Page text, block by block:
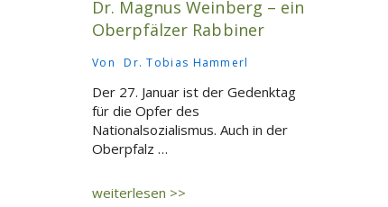
Dr. Magnus Weinberg – ein
Oberpfälzer Rabbiner
Von Dr. Tobias Hammerl
Der 27. Januar ist der Gedenktag
für die Opfer des
Nationalsozialismus. Auch in der
Oberpfalz …
Dr.
weiterlesen >>